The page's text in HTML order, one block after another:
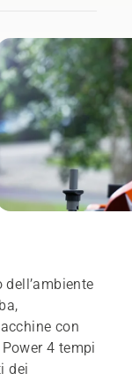
con
4 tempi
dei